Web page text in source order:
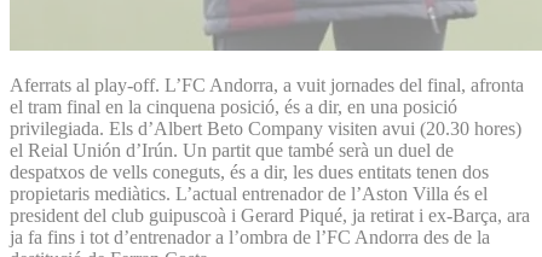
Aferrats al play-off. L’FC Andorra, a vuit jornades del final, afronta
el tram final en la cinquena posició, és a dir, en una posició
privilegiada. Els d’Albert Beto Company visiten avui (20.30 hores)
el Reial Unión d’Irún. Un partit que també serà un duel de
despatxos de vells coneguts, és a dir, les dues entitats tenen dos
propietaris mediàtics. L’actual entrenador de l’Aston Villa és el
president del club guipuscoà i Gerard Piqué, ja retirat i ex-Barça, ara
ja fa fins i tot d’entrenador a l’ombra de l’FC Andorra des de la